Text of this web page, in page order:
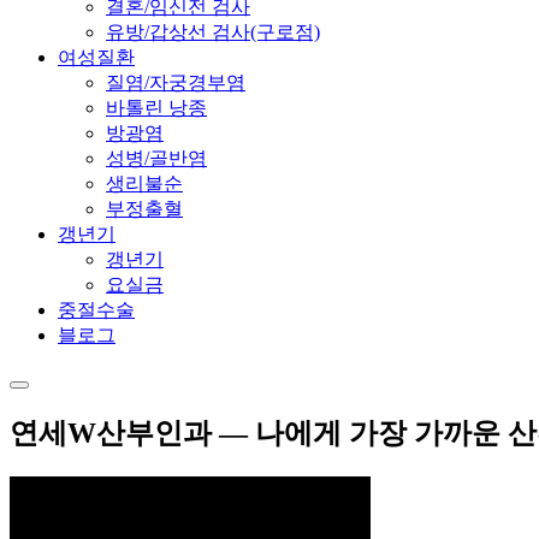
결혼/임신전 검사
유방/갑상선 검사(구로점)
여성질환
질염/자궁경부염
바톨린 낭종
방광염
성병/골반염
생리불순
부정출혈
갱년기
갱년기
요실금
중절수술
블로그
연세W산부인과 — 나에게 가장 가까운